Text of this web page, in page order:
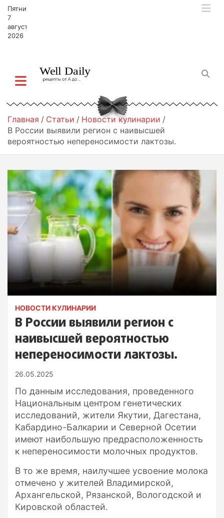
Пятница,
7
августа,
2026
Главная Статьи
Новости кулинарии
В России выявили регион с наивысшей
вероятностью непереносимости лактозы.
НОВОСТИ КУЛИНАРИИ
В России выявили регион с
наивысшей вероятностью
непереносимости лактозы.
26.05.2025
По данным исследования, проведенного
Национальным центром генетических
исследований, жители Якутии, Дагестана,
Кабардино-Балкарии и Северной Осетии
имеют наибольшую предрасположенность
к непереносимости молочных продуктов.
В то же время, наилучшее усвоение молока
отмечено у жителей Владимирской,
Архангельской, Рязанской, Вологодской и
Кировской областей.